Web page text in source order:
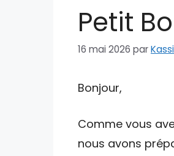
Petit
16 mai 2026 par
Bonjour,
Comme vous
nous avons